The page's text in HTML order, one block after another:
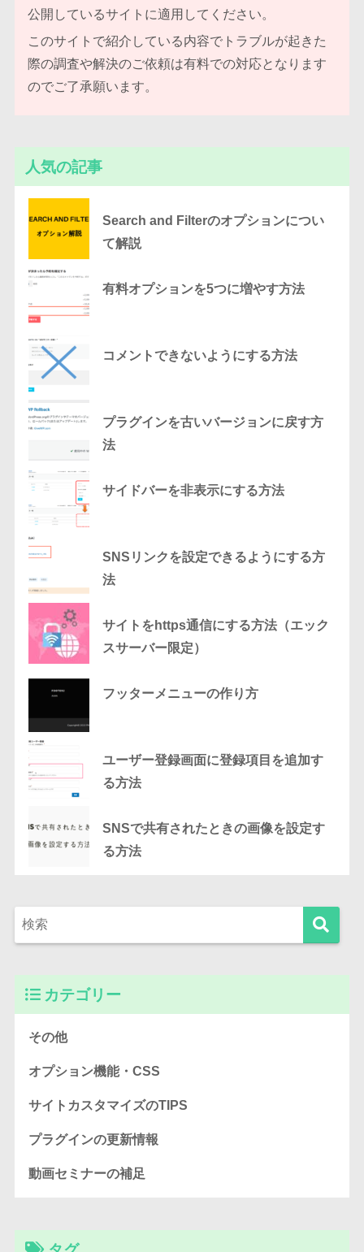
公開しているサイトに適用してください。
このサイトで紹介している内容でトラブルが起きた
際の調査や解決のご依頼は有料での対応となります
のでご了承願います。
人気の記事
Search and Filterのオプションについ
て解説
有料オプションを5つに増やす方法
コメントできないようにする方法
プラグインを古いバージョンに戻す方
法
サイドバーを非表示にする方法
SNSリンクを設定できるようにする方
法
サイトをhttps通信にする方法（エック
スサーバー限定）
フッターメニューの作り方
ユーザー登録画面に登録項目を追加す
る方法
SNSで共有されたときの画像を設定す
る方法
カテゴリー
その他
オプション機能・CSS
サイトカスタマイズのTIPS
プラグインの更新情報
動画セミナーの補足